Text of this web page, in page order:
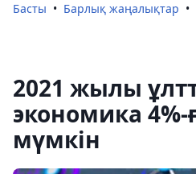
Басты Барлық жаңалықтар
2021 жылы
экономика 4%-
мүмкін